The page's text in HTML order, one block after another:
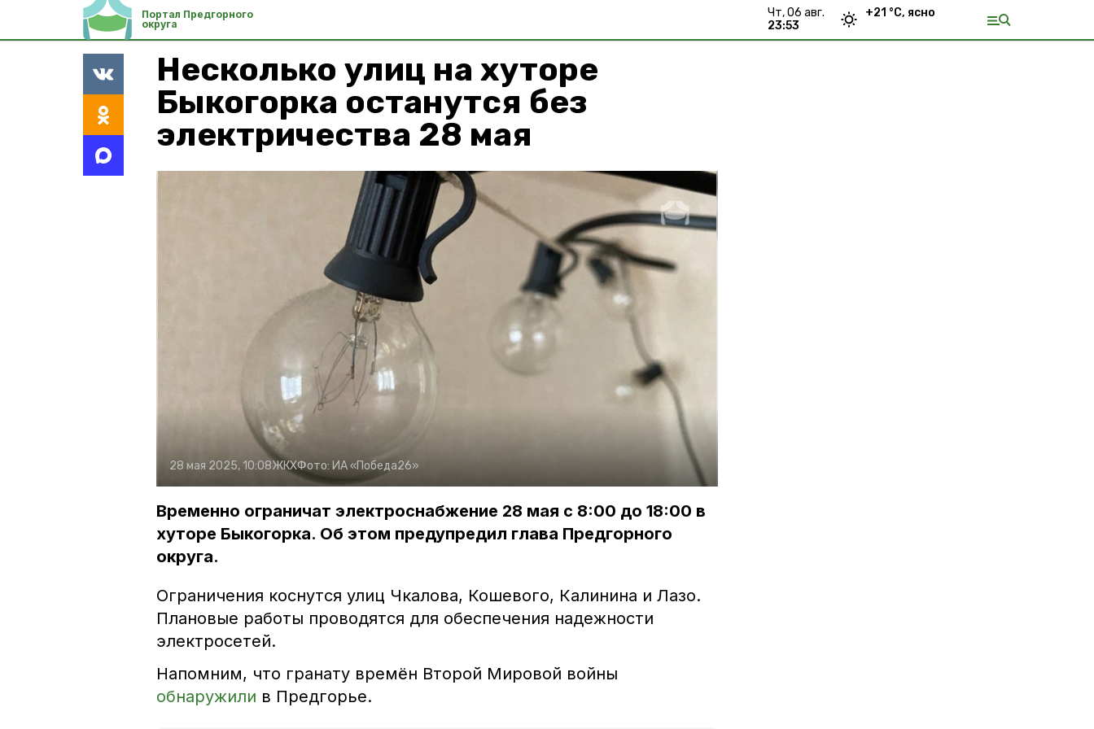
Портал Предгорного
округа
чт, 06 авг.
23:53
+21 °С, ясно
Несколько улиц на хуторе
Быкогорка останутся без
электричества 28 мая
28 мая 2025, 10:08ЖКХФото: ИА «Победа26»
Временно ограничат электроснабжение 28 мая с 8:00 до 18:00 в
хуторе Быкогорка. Об этом предупредил глава Предгорного
округа.
Ограничения коснутся улиц Чкалова, Кошевого, Калинина и Лазо.
Плановые работы проводятся для обеспечения надежности
электросетей.
Напомним, что гранату времён Второй Мировой войны
обнаружили в Предгорье.